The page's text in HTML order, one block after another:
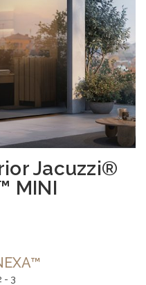
Jacuzzi®
MINI
- 3